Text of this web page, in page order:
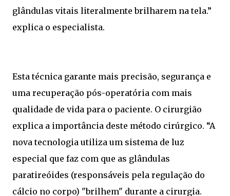
glândulas vitais literalmente brilharem na tela.”
explica o especialista.
Esta técnica garante mais precisão, segurança e
uma recuperação pós-operatória com mais
qualidade de vida para o paciente. O cirurgião
explica a importância deste método cirúrgico. “A
nova tecnologia utiliza um sistema de luz
especial que faz com que as glândulas
paratireóides (responsáveis pela regulação do
cálcio no corpo) "brilhem" durante a cirurgia.